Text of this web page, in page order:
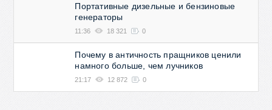
Портативные дизельные и бензиновые
генераторы
11:36 18 321 0
Почему в античность пращников ценили
намного больше, чем лучников
21:17 12 872 0